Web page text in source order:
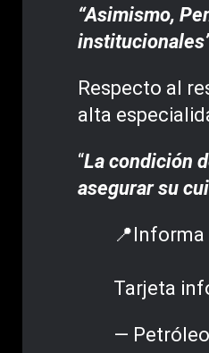
“Asimismo,
Respecto al
alta
“La condición
asegurar su
Tarjeta
—